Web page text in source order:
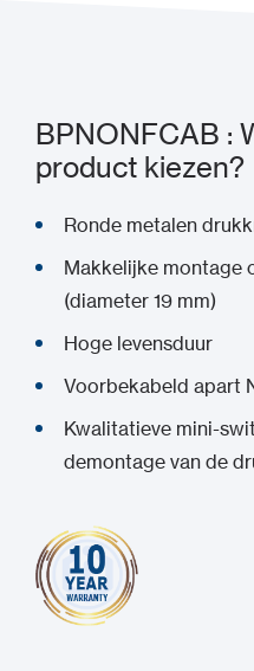
BPNONFCAB :
product kiezen?
Ronde metalen
Makkelijke montage
(diameter 19 mm)
Hoge levensduur
Voorbekabeld apart
Kwalitatieve mini-
demontage van de